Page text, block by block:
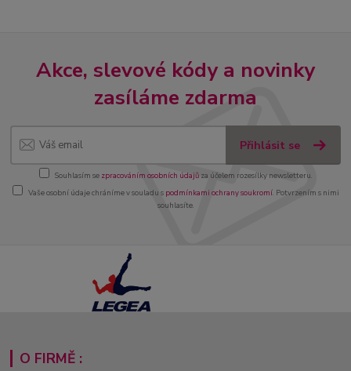
Akce, slevové kódy a novinky
zasíláme zdarma
Přihlásit se
Souhlasím se zpracováním osobních údajůza účelem rozesílky newsletteru.
Vaše osobní údaje chráníme v souladu s podmínkami ochrany soukromí. Potvrzením s nimi
souhlasíte.
O FIRMĚ :